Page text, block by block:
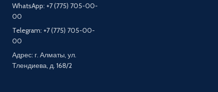
WhatsApp: +7 (775) 705-00-
00
Telegram: +7 (775) 705-00-
00
Адрес: г. Алматы, ул.
Тлендиева, д. 168/2